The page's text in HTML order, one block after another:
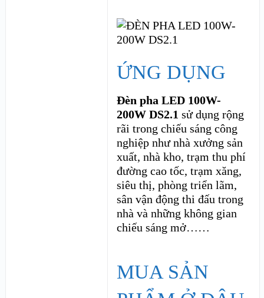
ỨNG DỤNG
Đèn pha LED 100W-
200W DS2.1sử dụng rộng
rãi trong chiếu sáng công
nghiệp như nhà xưởng sản
xuất, nhà kho, trạm thu phí
đường cao tốc, trạm xăng,
siêu thị, phòng triển lãm,
sân vận động thi đấu trong
nhà và những không gian
chiếu sáng mở……
MUA SẢN